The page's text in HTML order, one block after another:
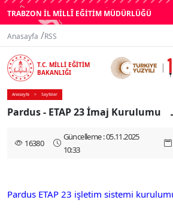
TRABZON İL MİLLÎ EĞİTİM MÜDÜRLÜĞÜ
Anasayfa /RSS
T.C. MİLLİ EĞİTİM
BAKANLIĞI
Anasayfa Sayfalar
Pardus - ETAP 23 İmaj Kurulumu
16380
Güncelleme : 05.11.2025
10:33
Pardus ETAP 23 işletim sistemi